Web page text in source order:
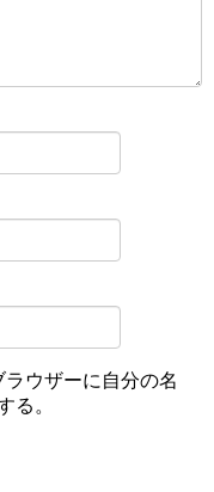
ウザーに自分の名
る。